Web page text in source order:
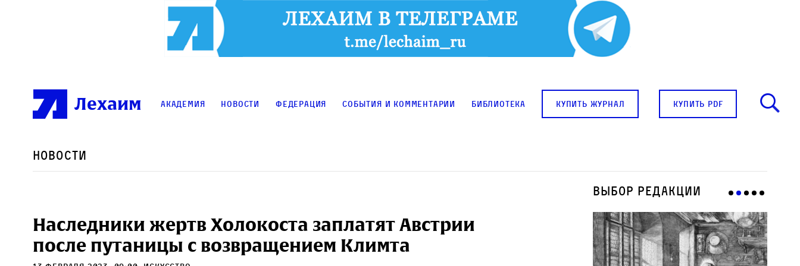
Лехаим Академия Новости Федерация События и комментарии Библиотека купить журнал купить pdf
Новости
Наследники жертв Холокоста заплатят Австрии
после путаницы с возвращением Климта
Выбор редакции